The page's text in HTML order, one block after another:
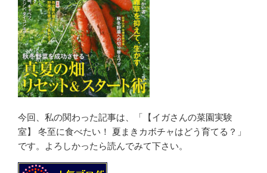
今回、私の関わった記事は、「【イガさんの菜園実験
室】 冬至に食べたい！ 夏まきカボチャはどう育てる？」
です。よろしかったら読んでみて下さい。